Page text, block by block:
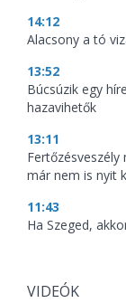
14:12
Alacsony a tó
13:52
Búcsúzik egy
hazavihetők
13:11
már nem is nyit
11:43
Ha Szeged,
VIDEÓK